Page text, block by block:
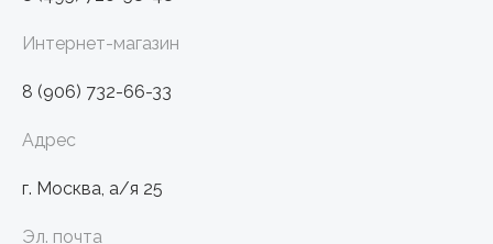
Адрес
г. Москва, а/я 25
Эл. почта
Интернет-магазин
8 (906) 732-66-33